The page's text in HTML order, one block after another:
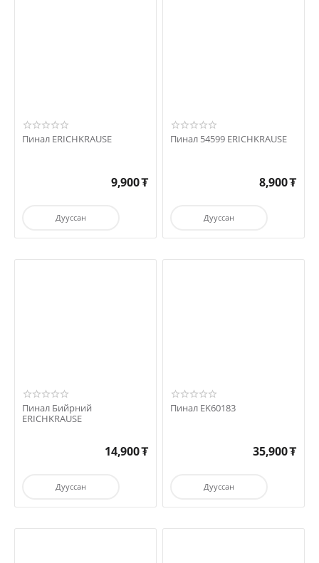
Пинал ERICHKRAUSE
9,900₮
Дууссан
Пинал 54599 ERICHKRAUSE
8,900₮
Дууссан
Пинал Бийрний
ERICHKRAUSE
14,900₮
Дууссан
Пинал EK60183
35,900₮
Дууссан